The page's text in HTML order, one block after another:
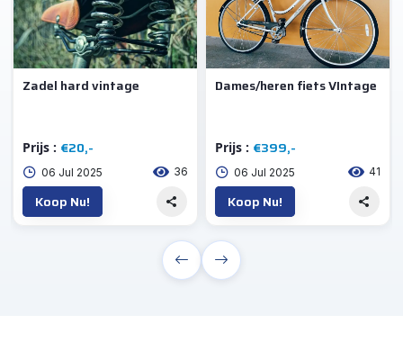
Zadel hard vintage
Prijs : €20,-
06 Jul 2025 36
Koop Nu!
Dames/heren fiets VIntage
Prijs : €399,-
06 Jul 2025 41
Koop Nu!